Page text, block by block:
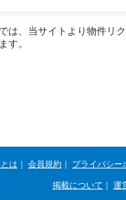
は、当サイトより物件リ
す。
は 会員規約 プライバシー
掲載について 運